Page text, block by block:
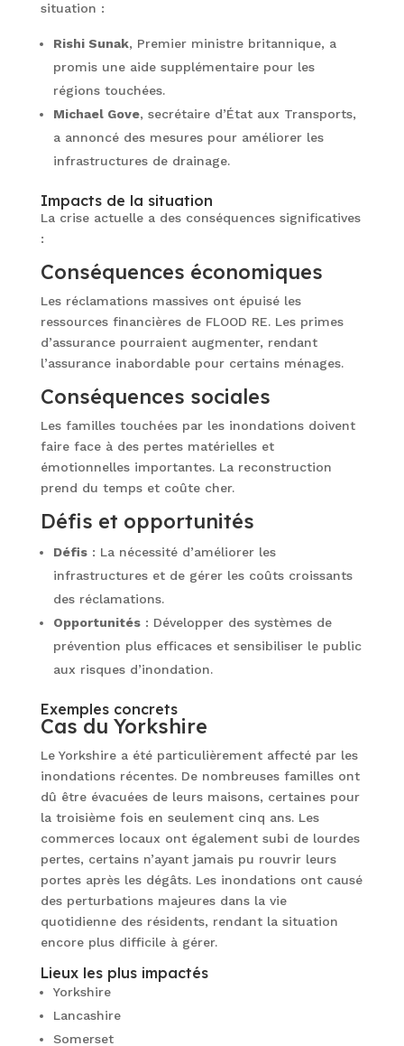
situation :
Rishi Sunak, Premier ministre britannique, a
promis une aide supplémentaire pour les
régions touchées.
Michael Gove, secrétaire d’État aux Transports,
a annoncé des mesures pour améliorer les
infrastructures de drainage.
Impacts de la situation
La crise actuelle a des conséquences significatives
:
Conséquences économiques
Les réclamations massives ont épuisé les
ressources financières de FLOOD RE. Les primes
d’assurance pourraient augmenter, rendant
l’assurance inabordable pour certains ménages.
Conséquences sociales
Les familles touchées par les inondations doivent
faire face à des pertes matérielles et
émotionnelles importantes. La reconstruction
prend du temps et coûte cher.
Défis et opportunités
Défis: La nécessité d’améliorer les
infrastructures et de gérer les coûts croissants
des réclamations.
Opportunités: Développer des systèmes de
prévention plus efficaces et sensibiliser le public
aux risques d’inondation.
Exemples concrets
Cas du Yorkshire
Le Yorkshire a été particulièrement affecté par les
inondations récentes. De nombreuses familles ont
dû être évacuées de leurs maisons, certaines pour
la troisième fois en seulement cinq ans. Les
commerces locaux ont également subi de lourdes
pertes, certains n’ayant jamais pu rouvrir leurs
portes après les dégâts. Les inondations ont causé
des perturbations majeures dans la vie
quotidienne des résidents, rendant la situation
encore plus difficile à gérer.
Lieux les plus impactés
Yorkshire
Lancashire
Somerset